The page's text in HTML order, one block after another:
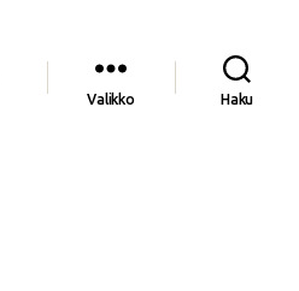
Valikko Haku